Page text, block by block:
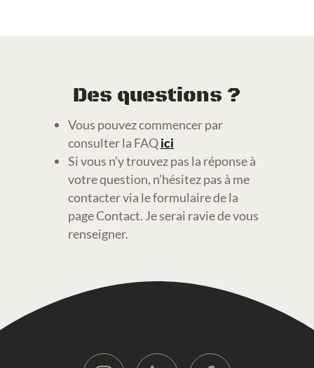
Des questions ?
Vous pouvez commencer par
consulter la FAQici
Si vous n’y trouvez pas la réponse à
votre question, n’hésitez pas à me
contacter via le formulaire de la
page Contact. Je serai ravie de vous
renseigner.